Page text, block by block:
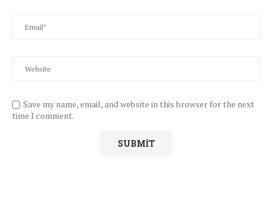
Save my name, email, and website in this browser for the next
time I comment.